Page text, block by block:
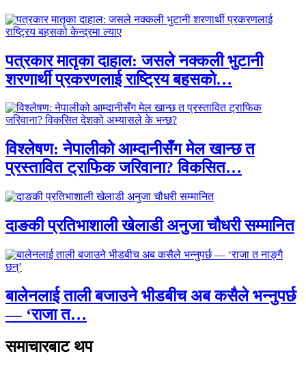
पत्रकार मातृका दाहाल: जसले नक्कली भुटानी
शरणार्थी प्रकरणलाई राष्ट्रिय बहसको…
विश्लेषण: नेपालीको आम्दानीसँग मेल खान्छ त
प्रस्तावित ट्राफिक जरिवाना? विकसित…
दाङकी प्रतिभाशाली खेलाडी अनुजा चौधरी सम्मानित
बालेनलाई ताली बजाउने भीडबीच अब कसैले भन्नुपर्छ
— ‘राजा त…
समाचारबाट थप